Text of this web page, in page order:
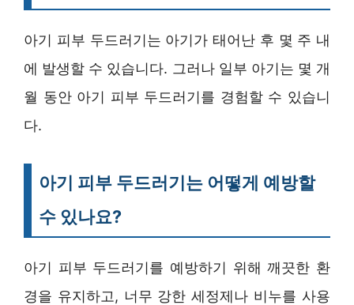
아기 피부 두드러기는 아기가 태어난 후 몇 주 내
에 발생할 수 있습니다. 그러나 일부 아기는 몇 개
월 동안 아기 피부 두드러기를 경험할 수 있습니
다.
아기 피부 두드러기는 어떻게 예방할
수 있나요?
아기 피부 두드러기를 예방하기 위해 깨끗한 환
경을 유지하고, 너무 강한 세정제나 비누를 사용